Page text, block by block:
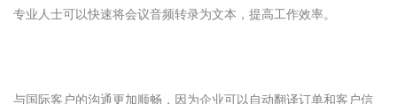
专业人士可以快速将会议音频转录为文本，提高工作效率。
与国际客户的沟通更加顺畅，因为企业可以自动翻译订单和客户信